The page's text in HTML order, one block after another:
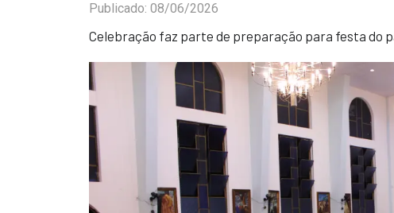
Publicado: 08/06/2026
Celebração faz parte de preparação para festa do